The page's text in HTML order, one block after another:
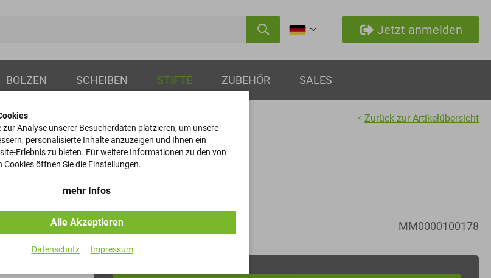
Jetzt anmelden
BOLZEN SCHEIBEN STIFTE ZUBEHÖR SALES
Zurück zur Artikelübersicht
Kegelstifte
DIN 1 - 20x110
Artikel-Nr. MM0000100178
zur Analyse unserer Besucherdaten platzieren, um unsere
personalisierte Inhalte anzuzeigen und Ihnen ein
Erlebnis zu bieten. Für weitere Informationen zu den von
Cookies öffnen Sie die Einstellungen.
mehr Infos
Alle Akzeptieren
Datenschutz Impressum